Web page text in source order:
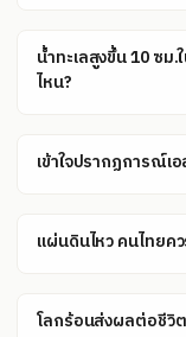
น้ำทะเลสูงขึ้น 10 ซม
ไหน?
เข้าใจปรากฏการณ์เ
แผ่นดินไหว คนไทยค
โลกร้อนส่งผลต่อชีวิ